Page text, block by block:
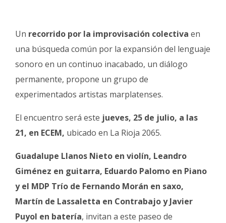
Un recorrido por la improvisación colectiva en
una búsqueda común por la expansión del lenguaje
sonoro en un continuo inacabado, un diálogo
permanente, propone un grupo de
experimentados artistas marplatenses.
El encuentro será este jueves, 25 de julio, a las
21, en ECEM, ubicado en La Rioja 2065.
Guadalupe Llanos Nieto en violín, Leandro
Giménez en guitarra, Eduardo Palomo en Piano
y el MDP Trío de Fernando Morán en saxo,
Martín de Lassaletta en Contrabajo y Javier
Puyol en batería, invitan a este paseo de